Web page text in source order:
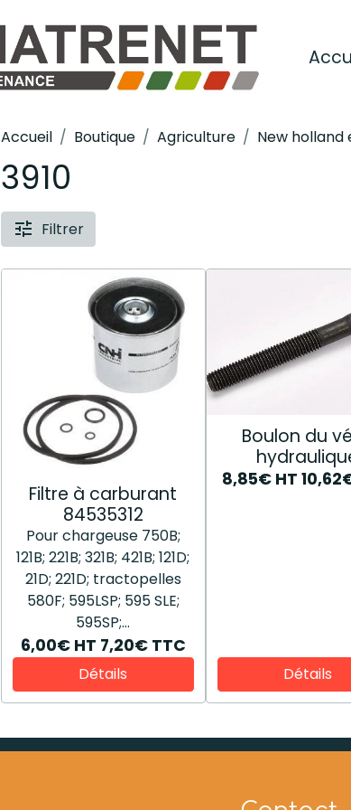
Accueil Boutique Agriculture New holland
3910
Filtrer
Filtre à carburant
84535312
Pour chargeuse 750B;
121B; 221B; 321B; 421B; 121D;
21D; 221D; tractopelles
580F; 595LSP; 595 SLE;
595SP;...
6,00€ HT 7,20€ TTC
Détails
Boulon du
87802206
8,85€ HT
Détails